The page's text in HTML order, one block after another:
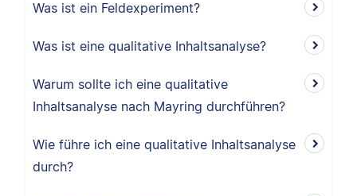
Was ist ein Feldexperiment?
Was ist eine qualitative Inhaltsanalyse?
Warum sollte ich eine qualitative
Inhaltsanalyse nach Mayring durchführen?
Wie führe ich eine qualitative Inhaltsanalyse
durch?